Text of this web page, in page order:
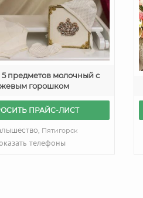
5 предметов молочный с
горошком
ПРАЙС-ЛИСТ
Пятигорск
телефоны